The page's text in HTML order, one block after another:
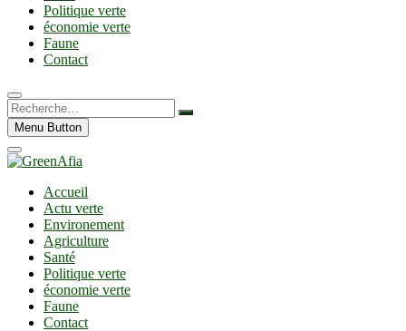
Politique verte
économie verte
Faune
Contact
Recherche…
Menu Button
Accueil
Actu verte
Environement
Agriculture
Santé
Politique verte
économie verte
Faune
Contact